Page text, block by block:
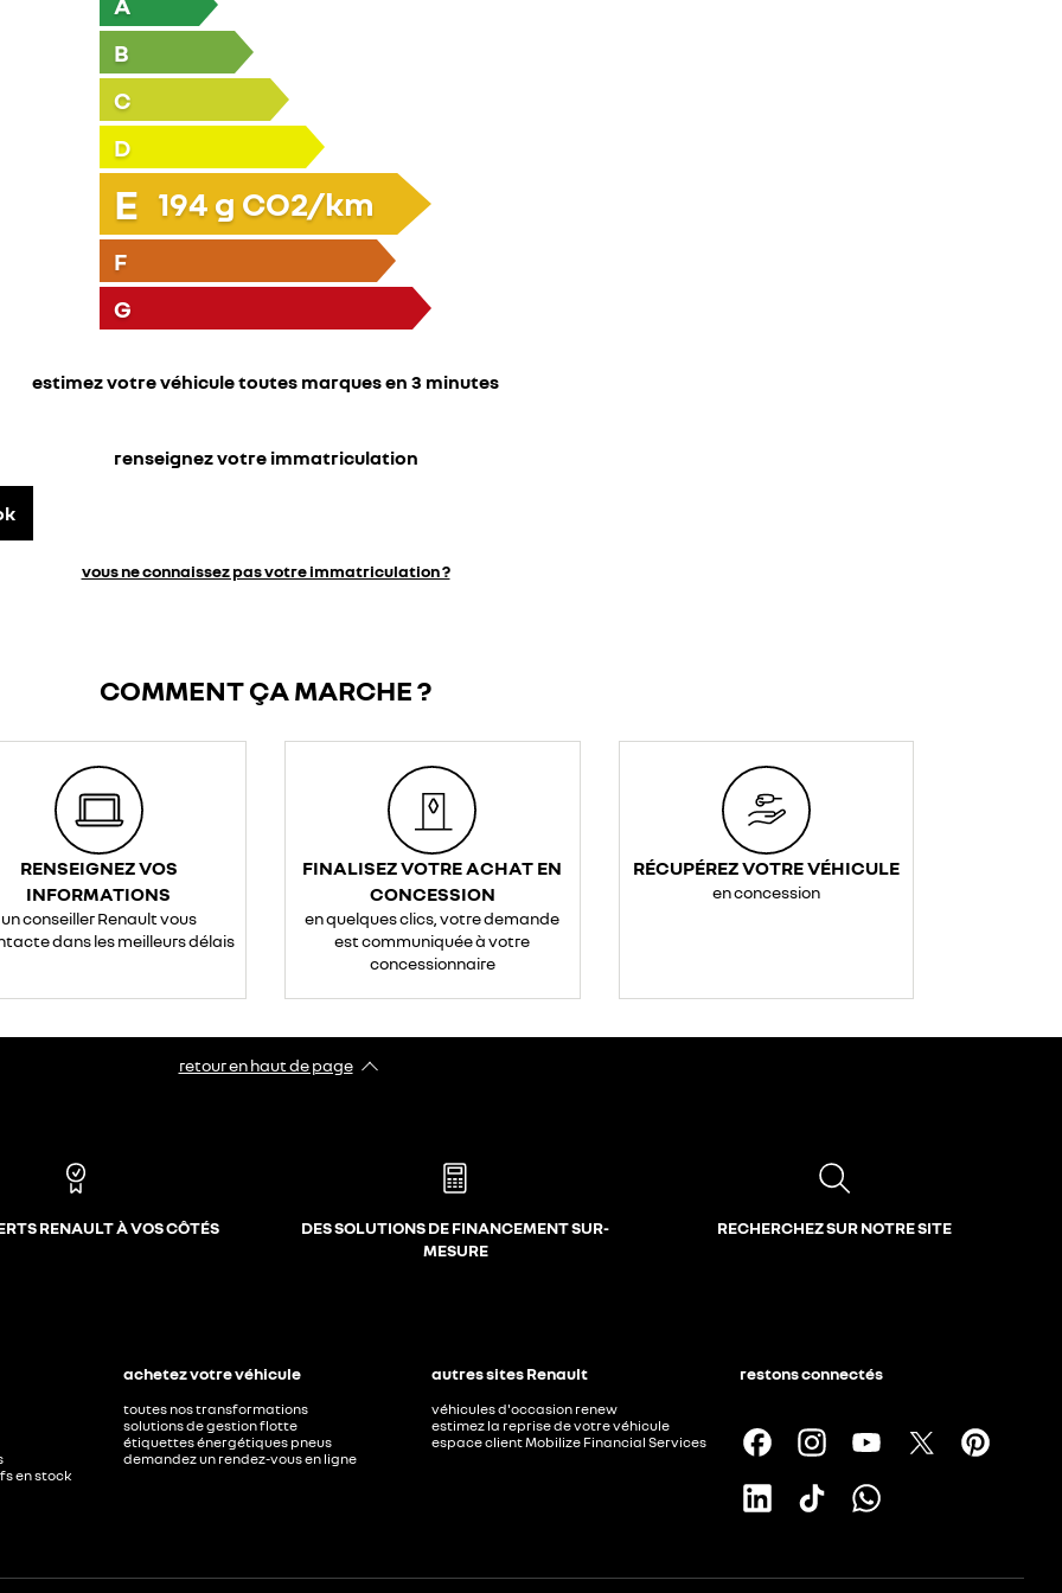
B
C
D
E 194 g CO2/km
F
G
estimez votre véhicule toutes marques en 3 minutes
renseignez votre immatriculation
vous ne connaissez pas votre immatriculation ?
COMMENT ÇA MARCHE ?
RENSEIGNEZ VOS
INFORMATIONS
un conseiller Renault vous
dans les meilleurs délais
FINALISEZ VOTRE ACHAT EN
CONCESSION
en quelques clics, votre demande
est communiquée à votre
concessionnaire
RÉCUPÉREZ VOTRE VÉHICULE
en concession
retour en haut de page​
RENAULT À VOS CÔTÉS
DES SOLUTIONS DE FINANCEMENT SUR-
MESURE
RECHERCHEZ SUR NOTRE SITE
en stock
achetez votre véhicule
toutes nos transformations
solutions de gestion flotte
étiquettes énergétiques pneus
demandez un rendez-vous en ligne
autres sites Renault
véhicules d'occasion renew
estimez la reprise de votre véhicule
espace client Mobilize Financial Services
restons connectés